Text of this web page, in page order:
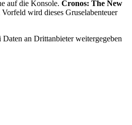
auf die Konsole. Cronos: The New
wird dieses Gruselabenteuer
an Drittanbieter weitergegeben